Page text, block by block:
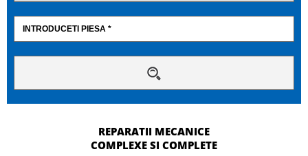
REPARATII MECANICE
COMPLEXE SI COMPLETE